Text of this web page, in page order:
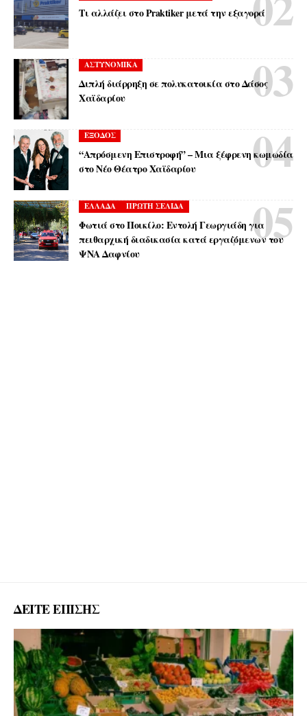
Τι αλλάζει στο Praktiker μετά την εξαγορά
ΑΣΤΥΝΟΜΙΚΑ
Διπλή διάρρηξη σε πολυκατοικία στο Δάσος
Χαϊδαρίου
ΕΞΟΔΟΣ
“Απρόσμενη Επιστροφή” – Μια ξέφρενη κωμωδία
στο Νέο Θέατρο Χαϊδαρίου
ΕΛΛΑΔΑ ΠΡΩΤΗ ΣΕΛΙΔΑ
Φωτιά στο Ποικίλο: Εντολή Γεωργιάδη για
πειθαρχική διαδικασία κατά εργαζόμενων του
ΨΝΑ Δαφνίου
ΔΕΙΤΕ ΕΠΙΣΗΣ